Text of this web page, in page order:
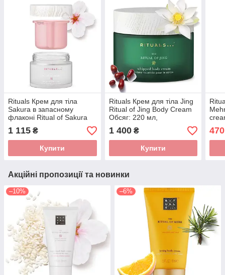
Rituals Крем для тіла
Sakura в запасному
флаконі Ritual of Sakura
Refill Body Cream, Обсяг:
220мл, Виробництво
Нідерланди
1 115 ₴
Купити
Rituals Крем для тіла Jing
Ritual of Jing Body Cream
Обсяг: 220 мл,
Виробництво Нідерланди
1 400₴
Купити
470
Акційні пропозиції та новинки
–10% –6%